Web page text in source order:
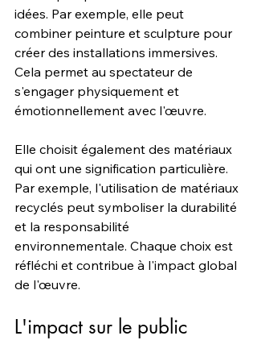
idées. Par exemple, elle peut
combiner peinture et sculpture pour
créer des installations immersives.
Cela permet au spectateur de
s'engager physiquement et
émotionnellement avec l'œuvre.
Elle choisit également des matériaux
qui ont une signification particulière.
Par exemple, l'utilisation de matériaux
recyclés peut symboliser la durabilité
et la responsabilité
environnementale. Chaque choix est
réfléchi et contribue à l'impact global
de l'œuvre.
L'impact sur le public